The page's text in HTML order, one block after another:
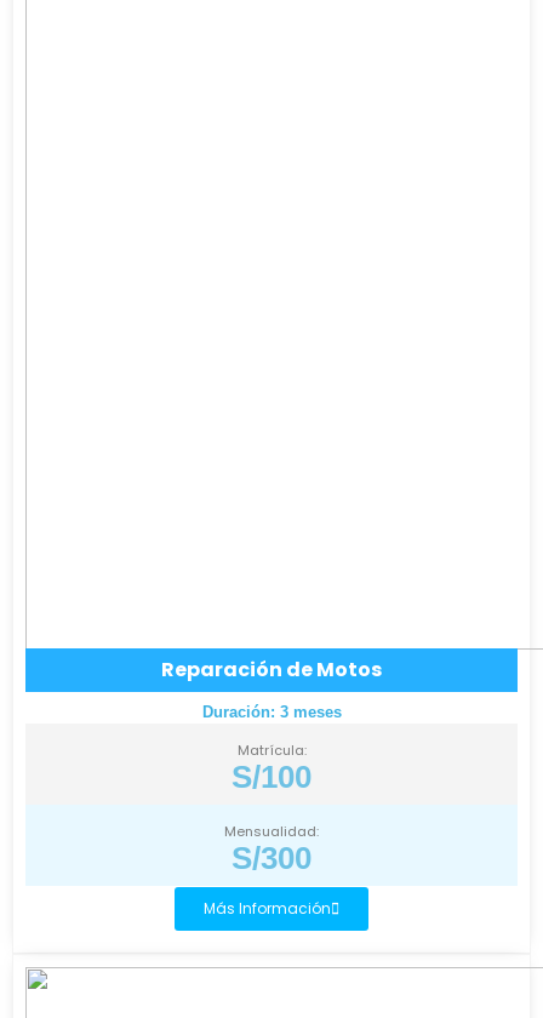
Reparación de Motos
Duración: 3 meses
Matrícula:
S/100
Mensualidad:
S/300
Más Información